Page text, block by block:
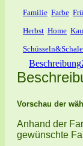
Familie, Farbe,
Herbst, Home,
Beschreibung
Vorschau der
Anhand der
gewünschte